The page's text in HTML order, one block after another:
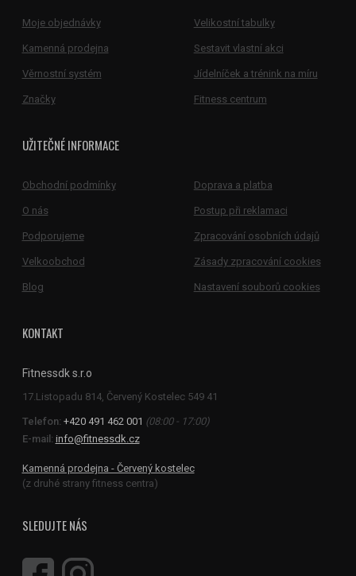
Moje objednávky Velikostní tabulky
Kamenná prodejna Sestavit vlastní akci
Věrnostní systém Jídelníček a trénink na míru
Značky Fitness centrum
UŽITEČNÉ INFORMACE
Obchodní podmínky Doprava a platba
O nás Postup při reklamaci
Podporujeme Zpracování osobních údajů
Velkoobchod Zásady zpracování cookies
Blog Nastavení souborů cookies
KONTAKT
Fitnessdk s.r.o
Telefon: +420 491 462 001 (08:00 - 17:00)
E-mail: info@fitnessdk.cz
Kamenná prodejna - Červený kostelec
(z druhé strany fitness centra)
SLEDUJTE NÁS